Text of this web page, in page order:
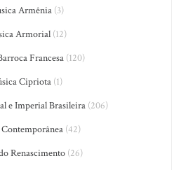
Armênia(3)
Armorial(12)
Francesa(120)
Cipriota (1)
e Imperial Brasileira(206)
(42)
Renascimento (26)